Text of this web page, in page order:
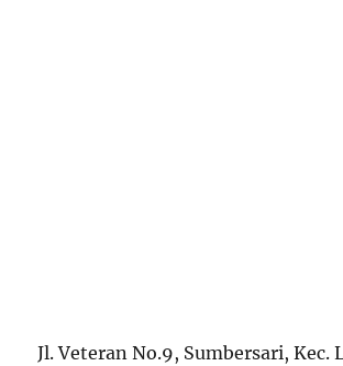
Jl. Veteran No.9, Sumbersari, Kec.